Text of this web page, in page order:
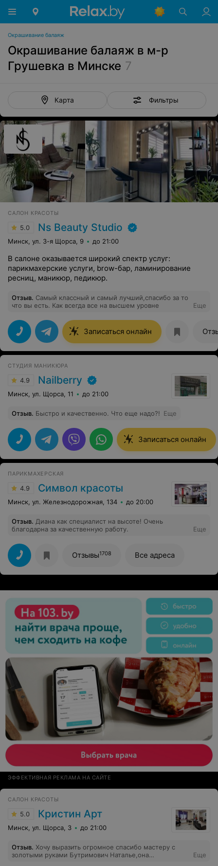
Окрашивание балаяж
Окрашивание балаяж в м-р
Грушевка в Минске 7
Карта Фильтры
САЛОН КРАСОТЫ
5.0 Ns Beauty Studio
Минск, ул. 3-я Щорса, 9 до 21:00
В салоне оказывается широкий спектр услуг:
парикмахерские услуги, brow-бар, ламинирование
ресниц, маникюр, педикюр.
Отзыв. Самый классный и самый лучший,спасибо за то
что вы есть. Как всегда все на высшем уровне
Еще
Записаться онлайн
СТУДИЯ МАНИКЮРА
4.9 Nailberry
Минск, ул. Щорса, 11 до 21:00
Отзыв. Быстро и качественно. Что еще надо?! Еще
Записаться онлайн
ПАРИКМАХЕРСКАЯ
4.9 Символ красоты
Минск, ул. Железнодорожная, 134 до 20:00
Отзыв. Диана как специалист на высоте! Очень
благодарна за качественную работу.
Еще
Отзывы1708 Все адреса
ЭФФЕКТИВНАЯ РЕКЛАМА НА САЙТЕ
САЛОН КРАСОТЫ
5.0 Кристин Арт
Минск, ул. Щорса, 3 до 21:00
Отзыв. Хочу выразить огромное спасибо мастеру с
золотыми руками Бутримович Наталье,она
Еще